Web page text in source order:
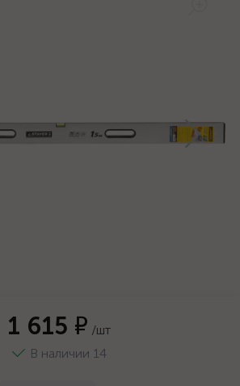
1 615 ₽ /шт
В наличии 14